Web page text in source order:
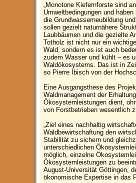
„Monotone Kiefernforste sind
Umweltbedingungen und
die Grundwasserneubildung
sollen gezielt naturnähere
Laubbäumen und die gezielte
Totholz ist nicht nur ein
Wald, sondern es ist auch
zudem Wasser und kühlt – es
Waldökosystems. Das ist in
so Pierre Ibisch von der
Eine Ausgangsthese des
Waldmanagement der
Ökosystemleistungen dient,
von Forstbetrieben wesentlich
„Ziel eines nachhaltig
Waldbewirtschaftung den
Stabilität zu sichern und
unterschiedlichen
möglich, einzelne
Ökosystemleistungen zu
August-Universität Göttingen,
ökonomische Expertise in das